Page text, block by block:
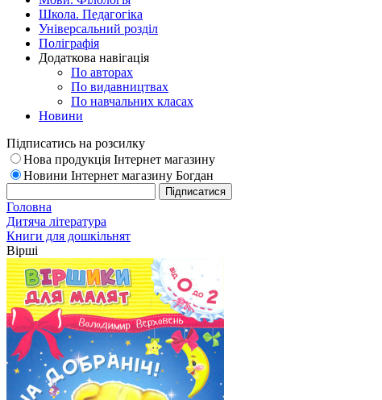
Школа. Педагогіка
Універсальний розділ
Поліграфія
Додаткова навігація
По авторах
По видавництвах
По навчальних класах
Новини
Підписатись на розсилку
Нова продукція Інтернет магазину
Новини Інтернет магазину Богдан
Головна
Дитяча література
Книги для дошкільнят
Вірші